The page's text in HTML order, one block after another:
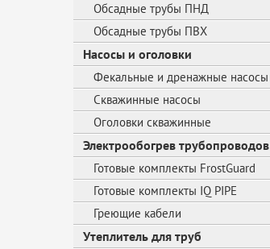
Обсадные трубы ПНД
Обсадные трубы ПВХ
Насосы и оголовки
Фекальные и дренажные насосы
Скважинные насосы
Оголовки скважинные
Электрообогрев трубопроводов
Готовые комплекты FrostGuard
Готовые комплекты IQ PIPE
Греющие кабели
Утеплитель для труб